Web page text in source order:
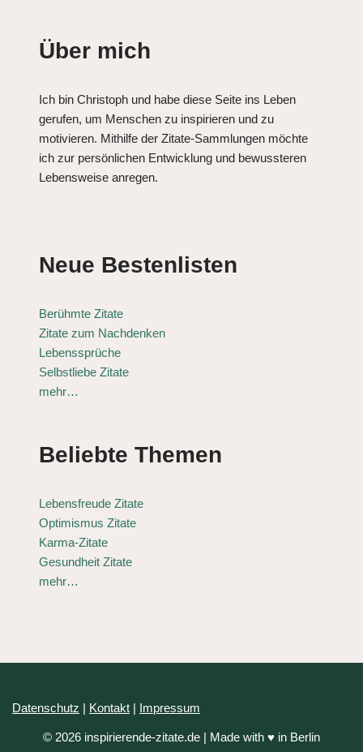
Über mich
Ich bin Christoph und habe diese Seite ins Leben
gerufen, um Menschen zu inspirieren und zu
motivieren. Mithilfe der Zitate-Sammlungen möchte
ich zur persönlichen Entwicklung und bewussteren
Lebensweise anregen.
Neue Bestenlisten
Berühmte Zitate
Zitate zum Nachdenken
Lebenssprüche
Selbstliebe Zitate
mehr…
Beliebte Themen
Lebensfreude Zitate
Optimismus Zitate
Karma-Zitate
Gesundheit Zitate
mehr…
Datenschutz | Kontakt | Impressum
© 2026 inspirierende-zitate.de | Made with ♥ in Berlin